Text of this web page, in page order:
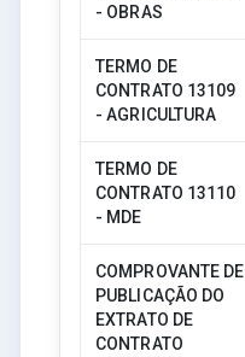
- OBRAS
TERMO DE
CONTRATO 13109
- AGRICULTURA
TERMO DE
CONTRATO 13110
- MDE
COMPROVANTE DE
PUBLICAÇÃO DO
EXTRATO DE
CONTRATO